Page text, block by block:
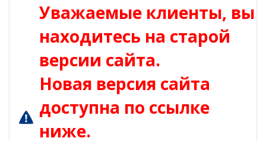
Уважаемые клиенты, вы
находитесь на старой
версии сайта.
Новая версия сайта
доступна по ссылке
ниже.